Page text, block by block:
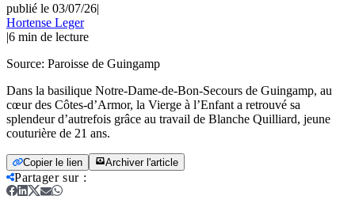
publié le 03/07/26|
Hortense Leger
|6 min de lecture
Source: Paroisse de Guingamp
Dans la basilique Notre-Dame-de-Bon-Secours de Guingamp, au
cœur des Côtes-d’Armor, la Vierge à l’Enfant a retrouvé sa
splendeur d’autrefois grâce au travail de Blanche Quilliard, jeune
couturière de 21 ans.
Copier le lien Archiver l'article
Partager sur: